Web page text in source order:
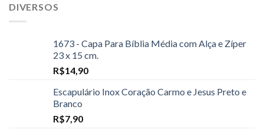
DIVERSOS
1673 - Capa Para Bíblia Média com Alça e Zíper
23 x 15 cm.
R$14,90
Escapulário Inox Coração Carmo e Jesus Preto e
Branco
R$7,90